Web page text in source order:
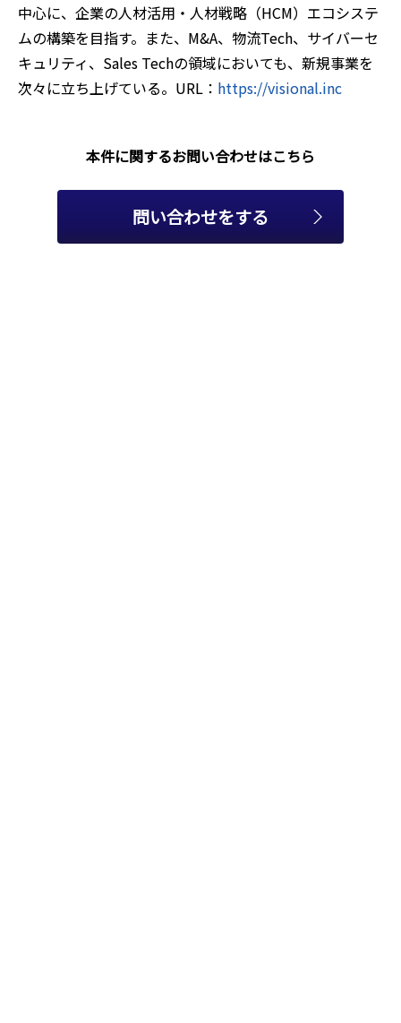
中心に、企業の人材活用・人材戦略（HCM）エコシステ
ムの構築を目指す。また、M&A、物流Tech、サイバーセ
キュリティ、Sales Techの領域においても、新規事業を
次々に立ち上げている。URL： https://visional.inc
本件に関するお問い合わせはこちら
問い合わせをする